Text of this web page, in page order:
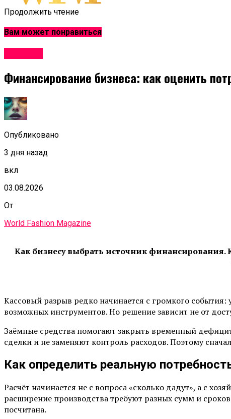
Продолжить чтение
Вам может понравиться
Финансирование бизнеса: как оценить
Опубликовано
3 дня назад
вкл
03.08.2026
От
World Fashion Magazine
Как бизнесу выбрать источник финансирования.
Кассовый разрыв редко начинается с громкого
возможных инструментов. Но решение зависит не от
Заёмные средства помогают закрыть временный
сделки и не заменяют контроль расходов. Поэтому
Как определить реальную
Расчёт начинается не с вопроса «сколько дадут», а с
расширение производства требуют разных сумм и
посчитана.